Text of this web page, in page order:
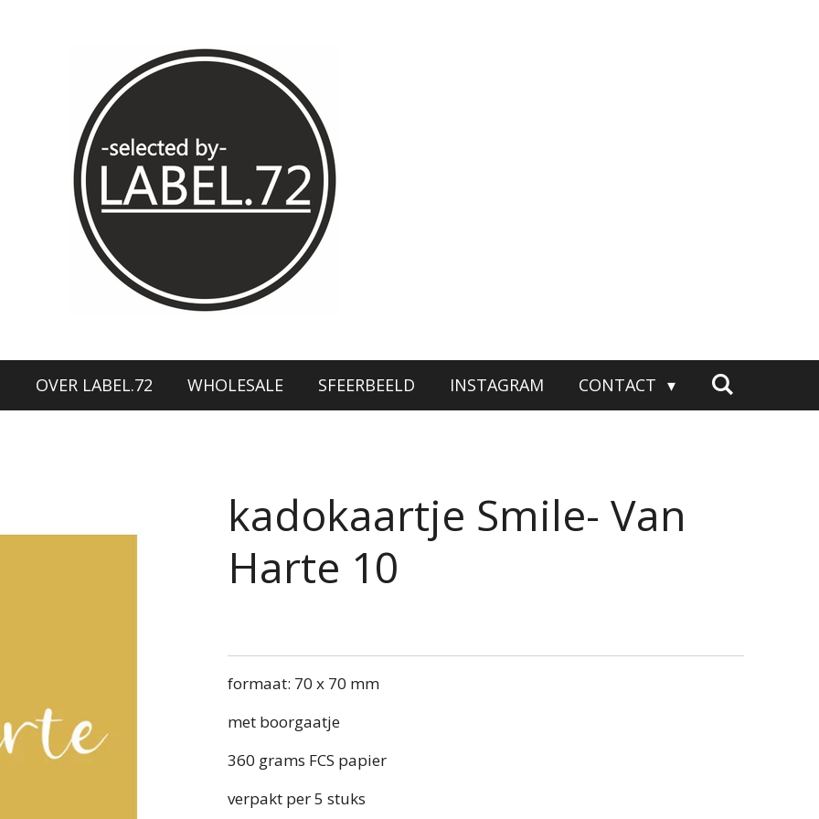
OVER LABEL.72 WHOLESALE SFEERBEELD INSTAGRAM CONTACT
kadokaartje Smile- Van
Harte 10
formaat: 70 x 70 mm
met boorgaatje
360 grams FCS papier
verpakt per 5 stuks